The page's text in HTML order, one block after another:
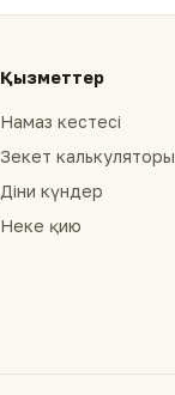
Қызметтер
Намаз кестесі
Зекет калькуляторы
Діни күндер
Неке қию